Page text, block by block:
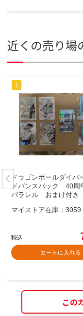
近くの売り場
ドラゴンボールダイ
ドバンスパック 40周
パラレル おまけ付き
マイストア在庫： 3059
税込
カートに入れる
この